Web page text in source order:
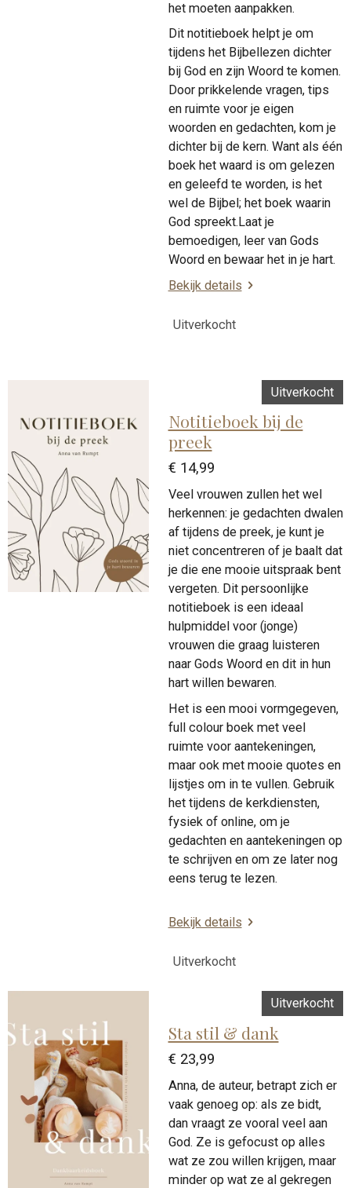
het moeten aanpakken.
Dit notitieboek helpt je om
tijdens het Bijbellezen dichter
bij God en zijn Woord te komen.
Door prikkelende vragen, tips
en ruimte voor je eigen
woorden en gedachten, kom je
dichter bij de kern. Want als één
boek het waard is om gelezen
en geleefd te worden, is het
wel de Bijbel; het boek waarin
God spreekt.Laat je
bemoedigen, leer van Gods
Woord en bewaar het in je hart.
Bekijk details
Uitverkocht
Uitverkocht
Notitieboek bij de
preek
€ 14,99
Veel vrouwen zullen het wel
herkennen: je gedachten dwalen
af tijdens de preek, je kunt je
niet concentreren of je baalt dat
je die ene mooie uitspraak bent
vergeten. Dit persoonlijke
notitieboek is een ideaal
hulpmiddel voor (jonge)
vrouwen die graag luisteren
naar Gods Woord en dit in hun
hart willen bewaren.
Het is een mooi vormgegeven,
full colour boek met veel
ruimte voor aantekeningen,
maar ook met mooie quotes en
lijstjes om in te vullen. Gebruik
het tijdens de kerkdiensten,
fysiek of online, om je
gedachten en aantekeningen op
te schrijven en om ze later nog
eens terug te lezen.
Bekijk details
Uitverkocht
Uitverkocht
Sta stil & dank
€ 23,99
Anna, de auteur, betrapt zich er
vaak genoeg op: als ze bidt,
dan vraagt ze vooral veel aan
God. Ze is gefocust op alles
wat ze zou willen krijgen, maar
minder op wat ze al gekregen